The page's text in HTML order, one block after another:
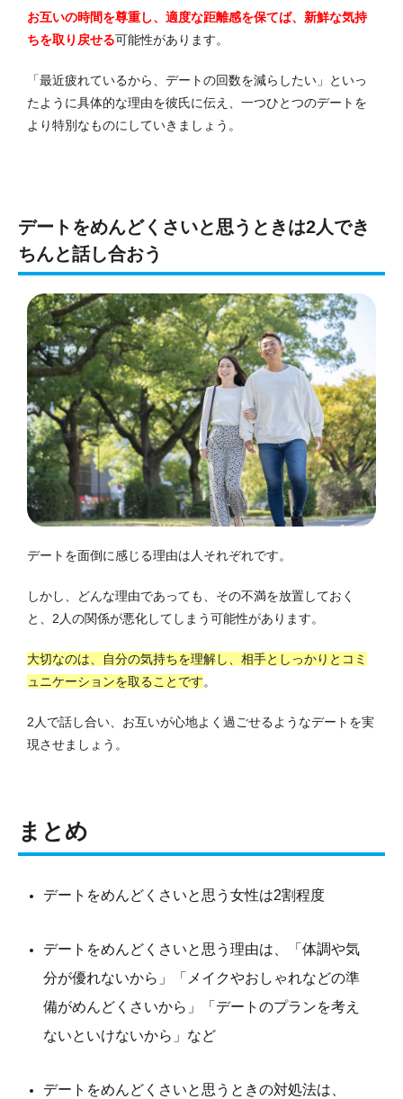
お互いの時間を尊重し、適度な距離感を保てば、新鮮な気持
ちを取り戻せる可能性があります。
「最近疲れているから、デートの回数を減らしたい」といっ
たように具体的な理由を彼氏に伝え、一つひとつのデートを
より特別なものにしていきましょう。
デートをめんどくさいと思うときは2人でき
ちんと話し合おう
デートを面倒に感じる理由は人それぞれです。
しかし、どんな理由であっても、その不満を放置しておく
と、2人の関係が悪化してしまう可能性があります。
大切なのは、自分の気持ちを理解し、相手としっかりとコミ
ュニケーションを取ることです。
2人で話し合い、お互いが心地よく過ごせるようなデートを実
現させましょう。
まとめ
デートをめんどくさいと思う女性は2割程度
デートをめんどくさいと思う理由は、「体調や気
分が優れないから」「メイクやおしゃれなどの準
備がめんどくさいから」「デートのプランを考え
ないといけないから」など
デートをめんどくさいと思うときの対処法は、